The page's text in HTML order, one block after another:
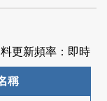
更新頻率：即時
稱